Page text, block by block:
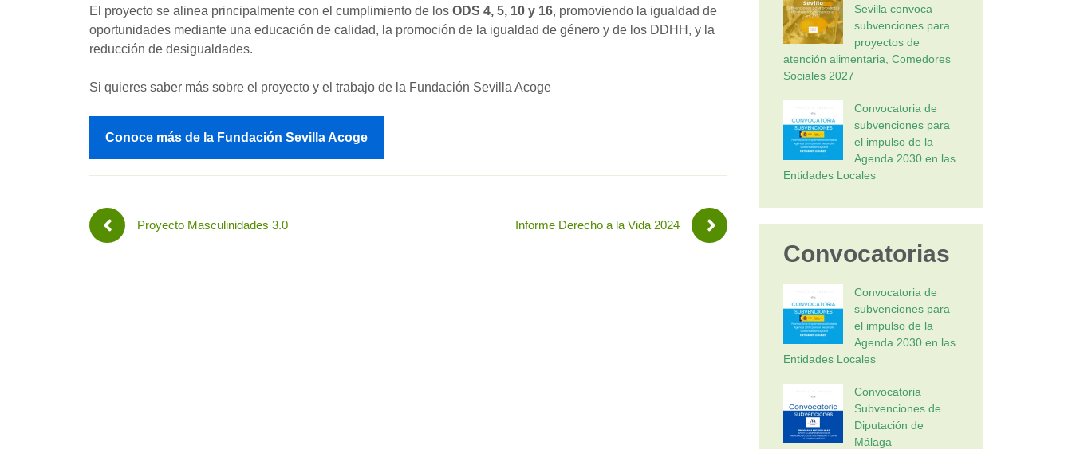
El proyecto se alinea principalmente con el cumplimiento de los ODS 4, 5, 10 y 16, promoviendo la igualdad de
oportunidades mediante una educación de calidad, la promoción de la igualdad de género y de los DDHH, y la
reducción de desigualdades.
Si quieres saber más sobre el proyecto y el trabajo de la Fundación Sevilla Acoge
Conoce más de la Fundación Sevilla Acoge
Proyecto Masculinidades 3.0 Informe Derecho a la Vida 2024
Sevilla convoca
subvenciones para
proyectos de
atención alimentaria, Comedores
Sociales 2027
Convocatoria de
subvenciones para
el impulso de la
Agenda 2030 en las
Entidades Locales
Convocatorias
Convocatoria de
subvenciones para
el impulso de la
Agenda 2030 en las
Entidades Locales
Convocatoria
Subvenciones de
Diputación de
Málaga